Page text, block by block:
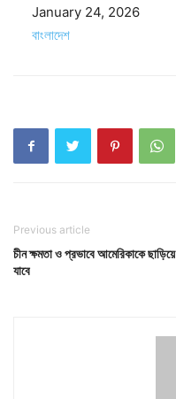
Date
January 24, 2026
In relation to
বাংলাদেশ
Previous article
চীন ক্ষমতা ও প্রভাবে আমেরিকাকে ছাড়িয়ে
যাবে